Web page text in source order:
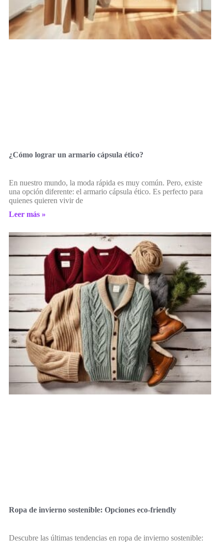
¿Cómo lograr un armario cápsula ético?
En nuestro mundo, la moda rápida es muy común. Pero, existe
una opción diferente: el armario cápsula ético. Es perfecto para
quienes quieren vivir de
Leer más »
Ropa de invierno sostenible: Opciones eco-friendly
Descubre las últimas tendencias en ropa de invierno sostenible: